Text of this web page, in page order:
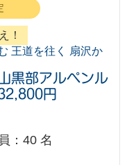
！
王道を往く 扇沢か
黒部アルペンル
円
：40 名